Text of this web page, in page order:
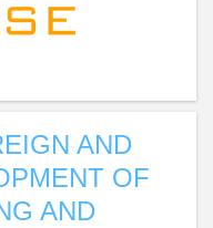
AND
OF
AND